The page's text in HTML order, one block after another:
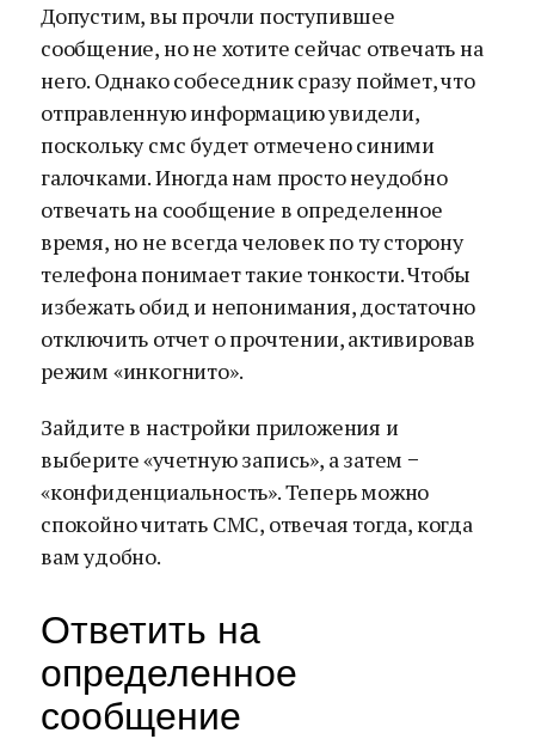
Допустим, вы прочли поступившее
сообщение, но не хотите сейчас отвечать на
него. Однако собеседник сразу поймет, что
отправленную информацию увидели,
поскольку смс будет отмечено синими
галочками. Иногда нам просто неудобно
отвечать на сообщение в определенное
время, но не всегда человек по ту сторону
телефона понимает такие тонкости. Чтобы
избежать обид и непонимания, достаточно
отключить отчет о прочтении, активировав
режим «инкогнито».
Зайдите в настройки приложения и
выберите «учетную запись», а затем −
«конфиденциальность». Теперь можно
спокойно читать СМС, отвечая тогда, когда
вам удобно.
Ответить на
определенное
сообщение